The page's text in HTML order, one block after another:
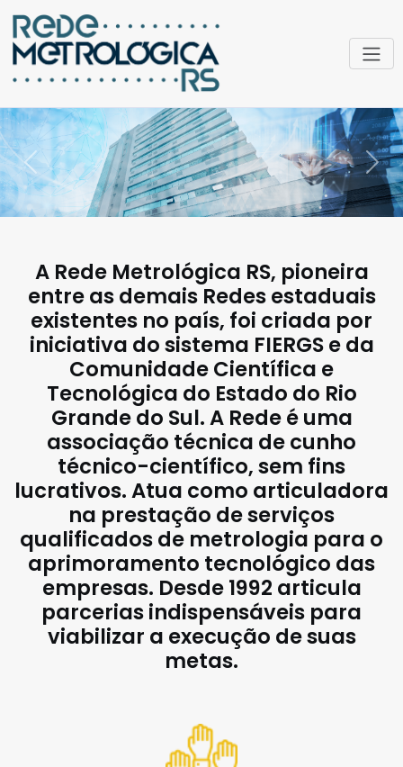
Previous Next
A Rede Metrológica RS, pioneira
entre as demais Redes estaduais
existentes no país, foi criada por
iniciativa do sistema FIERGS e da
Comunidade Científica e
Tecnológica do Estado do Rio
Grande do Sul. A Rede é uma
associação técnica de cunho
técnico-científico, sem fins
lucrativos. Atua como articuladora
na prestação de serviços
qualificados de metrologia para o
aprimoramento tecnológico das
empresas. Desde 1992 articula
parcerias indispensáveis para
viabilizar a execução de suas
metas.